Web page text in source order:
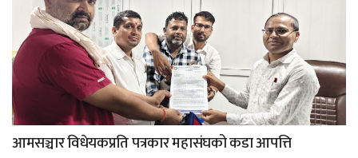
आमसञ्चार विधेयकप्रति पत्रकार महासंघको कडा आपत्ति